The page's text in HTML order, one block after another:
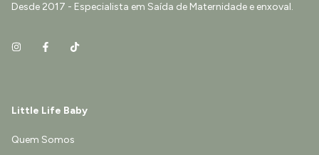
Desde 2017 - Especialista em Saída de Maternidade e enxoval.
Little Life Baby
Quem Somos